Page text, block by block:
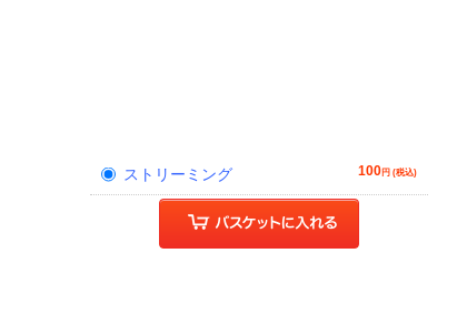
ストリーミング 100円 (税込)